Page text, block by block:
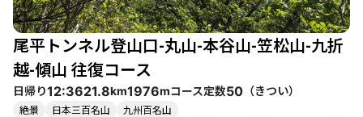
した準備をして挑むことをおすすめします。 このコースは、初心
者には少し厳しいかもしれませんが、健脚者や仲間と一緒に挑戦
することで、より充実した体験が得られるでしょう。周辺には温
泉や美味しいグルメもあり、登山後の楽しみも豊富です。傾山の
杉ヶ越コースは、自然の美しさと冒険心を満たしてくれる、まさ
に魅力的な登山ルートです。
尾平トンネル登山口-丸山-本谷山-笠松山-九折
越-傾山 往復コース
日帰り12:3621.8km1976mコース定数50 （きつい）
絶景 日本三百名山 九州百名山